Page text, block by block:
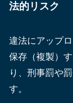
法的リスク
違法にアップ
保存（複製）
り、刑事罰や
す。